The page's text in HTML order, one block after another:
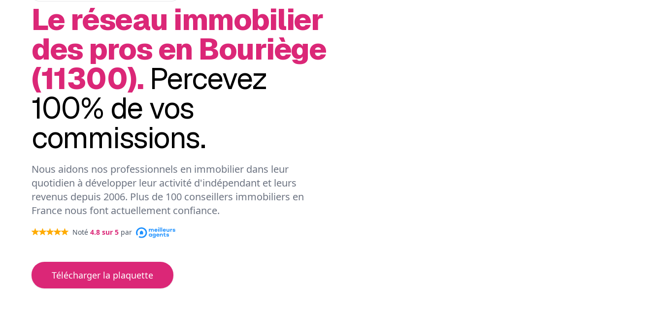
Le réseau immobilier
des pros en Bouriège
(11300). Percevez
100% de vos
commissions.
Nous aidons nos professionnels en immobilier dans leur
quotidien à développer leur activité d'indépendant et leurs
revenus depuis 2006. Plus de 100 conseillers immobiliers en
France nous font actuellement confiance.
Noté 4.8 sur 5 par
Télécharger la plaquette